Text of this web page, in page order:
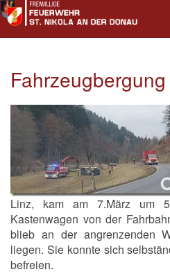
Linz, kam am 7.März um
Kastenwagen von der
blieb an der angrenzenden
liegen. Sie konnte sich
befreien.